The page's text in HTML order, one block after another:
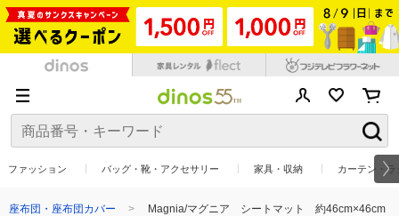
ファッション バッグ・靴・アクセサリー 家具・収納 カーテン・
座布団・座布団カバー Magnia/マグニア シートマット 約46cm×46cm